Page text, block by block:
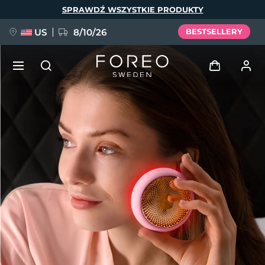
SPRAWDŹ WSZYSTKIE PRODUKTY
US 8/10/26 BESTSELLERY
Zaloguj
Profil użytkownika
Moje urządzenia
Moje zamówienia
Moje adresy
Moje subskrypcje
NOWOŚĆ
FAQ™ Pure Beauty-Tech Elixir
BREAKING NEWS
issa™ Teeth Whitening Set
Deutsch
Español
Français
Italiano
Português
Polski
Svenska
Русский
Türkçe
简体中文 繁體中文